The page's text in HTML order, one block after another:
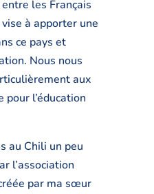
les Français
à apporter une
ce pays et
Nous nous
aux
pour l’éducation
au Chili un peu
l’association
par ma sœur